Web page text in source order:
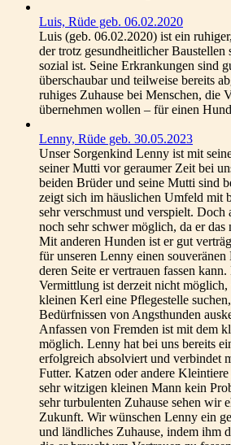
Luis, Rüde geb. 06.02.2020
Luis (geb. 06.02.2020) ist ein
der trotz gesundheitlicher Baustellen
sozial ist. Seine Erkrankungen sind
überschaubar und teilweise bereits
ruhiges Zuhause bei Menschen, die
übernehmen wollen – für einen
Lenny, Rüde geb. 30.05.2023
Unser Sorgenkind Lenny ist mit
seiner Mutti vor geraumer Zeit bei
beiden Brüder und seine Mutti sind
zeigt sich im häuslichen Umfeld mit
sehr verschmust und verspielt. Doch
noch sehr schwer möglich, da er das
Mit anderen Hunden ist er gut
für unseren Lenny einen souveränen
deren Seite er vertrauen fassen
Vermittlung ist derzeit nicht
kleinen Kerl eine Pflegestelle
Bedürfnissen von Angsthunden
Anfassen von Fremden ist mit dem
möglich. Lenny hat bei uns bereits
erfolgreich absolviert und verbindet
Futter. Katzen oder andere
sehr witzigen kleinen Mann kein
sehr turbulenten Zuhause sehen wir
Zukunft. Wir wünschen Lenny ein
und ländliches Zuhause, indem ihm